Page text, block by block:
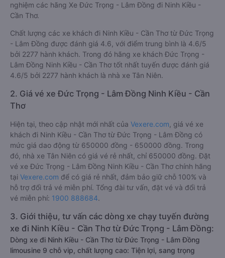
nghiệm các hãng Xe Đức Trọng - Lâm Đồng đi Ninh Kiều -
Cần Thơ.
Chất lượng các xe khách đi Ninh Kiều - Cần Thơ từ Đức Trọng
- Lâm Đồng được đánh giá 4.6, với điểm trung bình là 4.6/5
bởi 2277 hành khách. Trong đó hãng xe khách Đức Trọng -
Lâm Đồng Ninh Kiều - Cần Thơ tốt nhất tuyến được đánh giá
4.6/5 bởi 2277 hành khách là nhà xe Tân Niên.
2. Giá vé xe Đức Trọng - Lâm Đồng Ninh Kiều - Cần
Thơ
Hiện tại, theo cập nhật mới nhất của Vexere.com , giá vé xe
khách đi Ninh Kiều - Cần Thơ từ Đức Trọng - Lâm Đồng có
mức giá dao động từ 650000 đồng - 650000 đồng. Trong
đó, nhà xe Tân Niên có giá vé rẻ nhất, chỉ 650000 đồng. Đặt
vé xe Đức Trọng - Lâm Đồng Ninh Kiều - Cần Thơ chính hãng
tại Vexere.com để có giá rẻ nhất, đảm bảo giữ chỗ 100% và
hỗ trợ đổi trả vé miễn phí. Tổng đài tư vấn, đặt vé và đổi trả
vé miễn phí: 1900 888684.
3. Giới thiệu, tư vấn các dòng xe chạy tuyến đường
xe đi Ninh Kiều - Cần Thơ từ Đức Trọng - Lâm Đồng:
Dòng xe đi Ninh Kiều - Cần Thơ từ Đức Trọng - Lâm Đồng
limousine 9 chỗ vip, chất lượng cao: Tiện lợi, sang trọng